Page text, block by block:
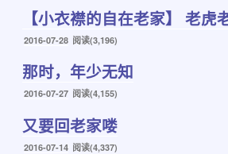
【小衣襟的自在老家】 老虎
发
于
2016-07-28 阅读(3,196)
那时，年少无知
发
于
2016-07-27 阅读(4,155)
又要回老家喽
发
2016-07-14 阅读(4,337)